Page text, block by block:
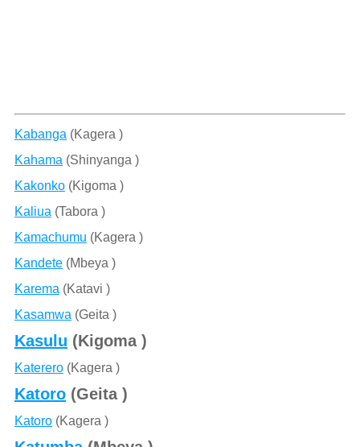
Kabanga (Kagera )
Kahama (Shinyanga )
Kakonko(Kigoma )
Kaliua (Tabora )
Kamachumu (Kagera )
Kandete(Mbeya )
Karema (Katavi )
Kasamwa (Geita )
Kasulu (Kigoma )
Katerero(Kagera )
Katoro(Geita )
Katoro(Kagera )